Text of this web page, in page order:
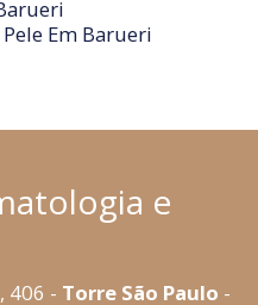
Em Barueri
e
406 - Torre São Paulo -